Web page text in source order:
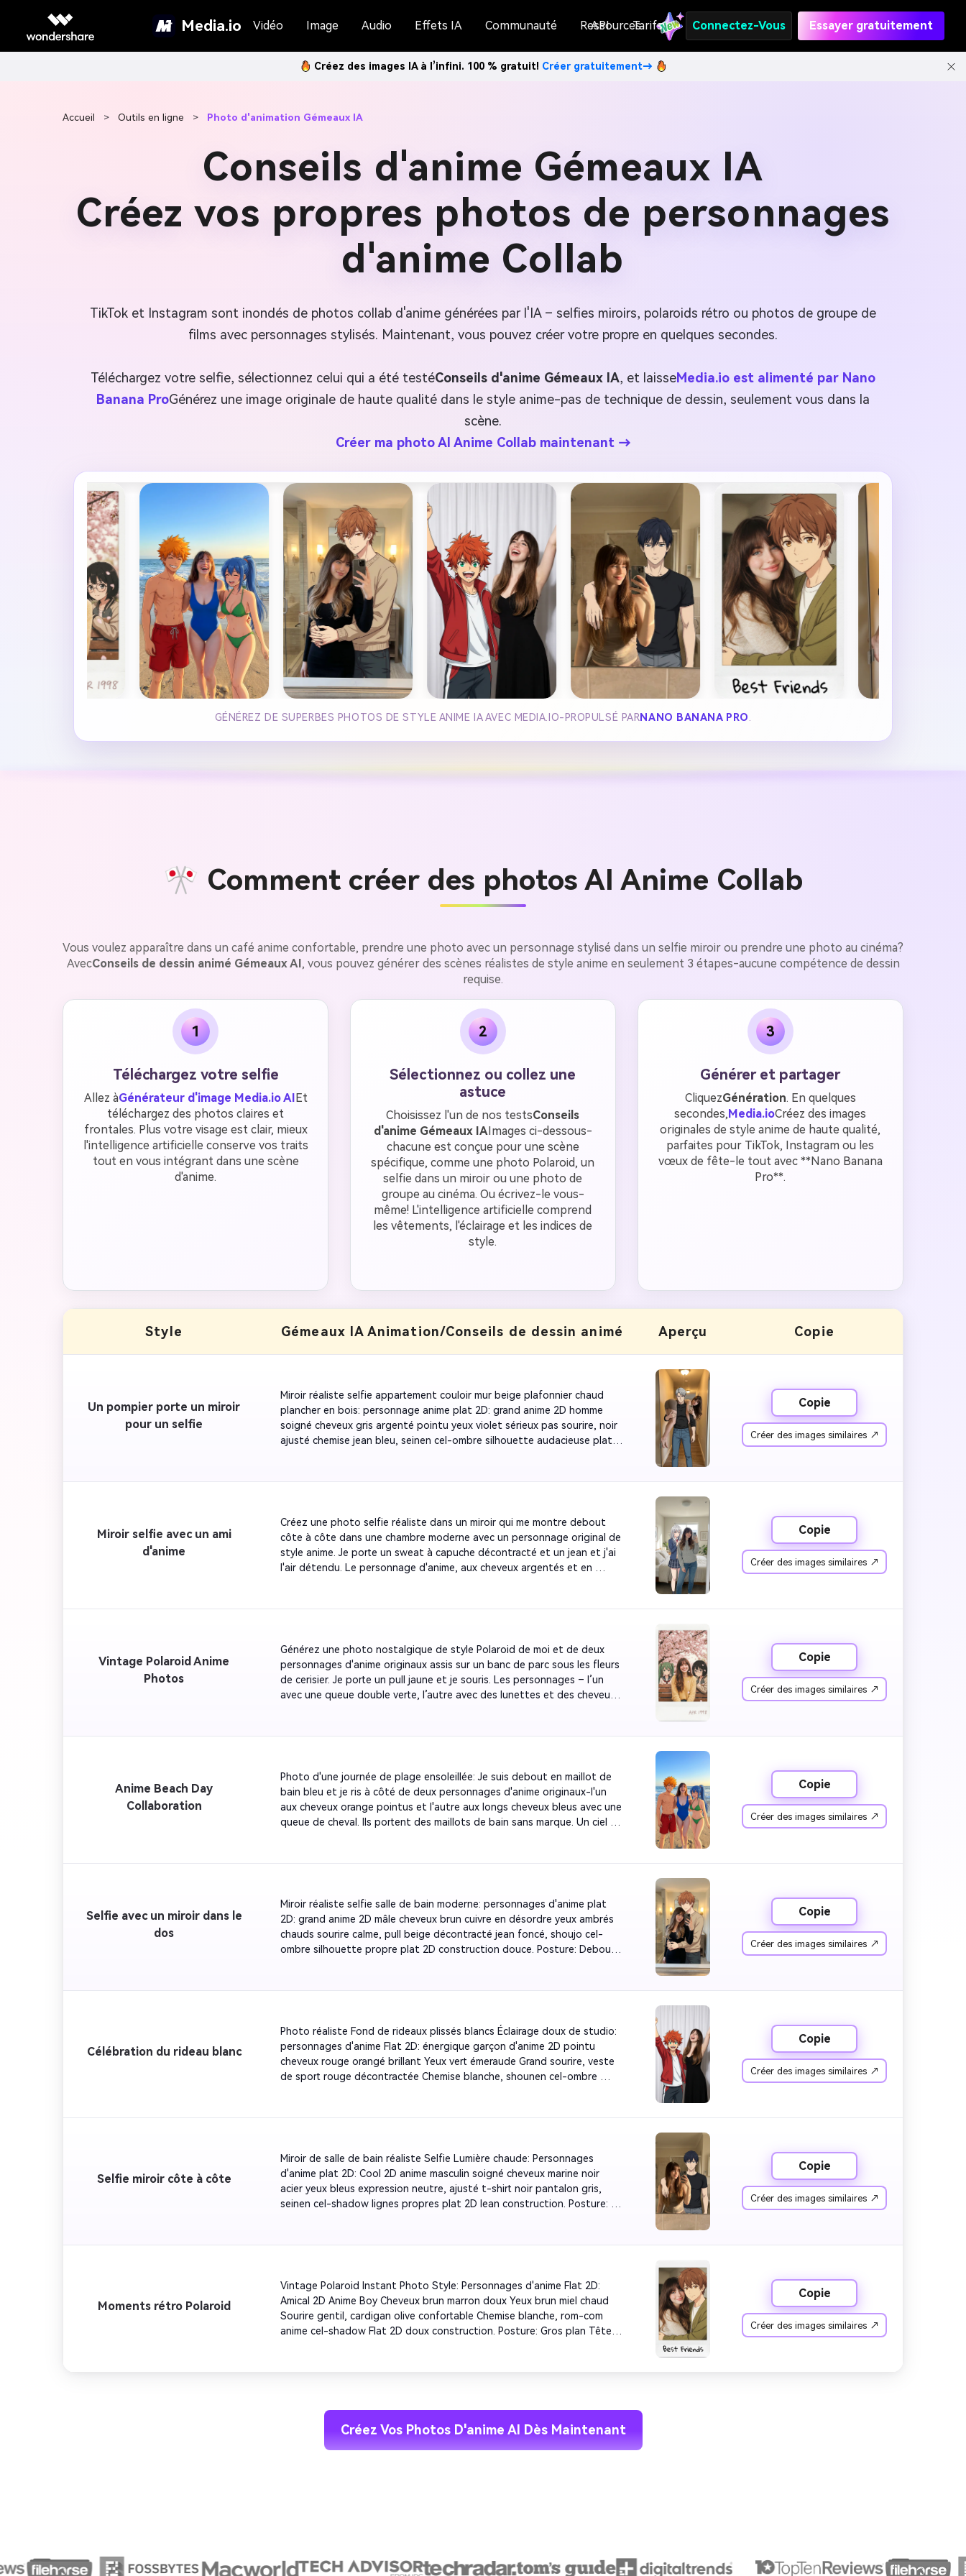
Media.io Vidéo Image Audio Effets IA Communauté Ressources
API Tarifs Connectez-Vous Essayer gratuitement
Créez des images IA à l’infini. 100 % gratuit! Créer gratuitement→
Accueil > Outils en ligne > Photo d'animation Gémeaux IA
Conseils d'anime Gémeaux IA
Créez vos propres photos de personnages
d'anime Collab
TikTok et Instagram sont inondés de photos collab d'anime générées par l'IA – selfies miroirs, polaroids rétro ou photos de groupe de
films avec personnages stylisés. Maintenant, vous pouvez créer votre propre en quelques secondes.
Téléchargez votre selfie, sélectionnez celui qui a été testéConseils d'anime Gémeaux IA, et laisseMedia.io est alimenté par Nano
Banana ProGénérez une image originale de haute qualité dans le style anime-pas de technique de dessin, seulement vous dans la
scène.
Créer ma photo AI Anime Collab maintenant →
GÉNÉREZ DE SUPERBES PHOTOS DE STYLE ANIME IA AVEC MEDIA.IO-PROPULSÉ PAR NANO BANANA PRO
🎌 Comment créer des photos AI Anime Collab
Vous voulez apparaître dans un café anime confortable, prendre une photo avec un personnage stylisé dans un selfie miroir ou prendre une photo au cinéma?
AvecConseils de dessin animé Gémeaux AI, vous pouvez générer des scènes réalistes de style anime en seulement 3 étapes-aucune compétence de dessin
requise.
1
Téléchargez votre selfie
Allez àGénérateur d'image Media.io AIEt
téléchargez des photos claires et
frontales. Plus votre visage est clair, mieux
l'intelligence artificielle conserve vos traits
tout en vous intégrant dans une scène
d'anime.
2
Sélectionnez ou collez une
astuce
Choisissez l'un de nos testsConseils
d'anime Gémeaux IAImages ci-dessous-
chacune est conçue pour une scène
spécifique, comme une photo Polaroid, un
selfie dans un miroir ou une photo de
groupe au cinéma. Ou écrivez-le vous-
même! L'intelligence artificielle comprend
les vêtements, l'éclairage et les indices de
style.
3
Générer et partager
CliquezGénération. En quelques
secondes,Media.ioCréez des images
originales de style anime de haute qualité,
parfaites pour TikTok, Instagram ou les
vœux de fête-le tout avec **Nano Banana
Pro**.
Style Gémeaux IA Animation/Conseils de dessin animé Aperçu Copie
Un pompier porte un miroir
pour un selfie
Miroir réaliste selfie appartement couloir mur beige plafonnier chaud
plancher en bois: personnage anime plat 2D: grand anime 2D homme
soigné cheveux gris argenté pointu yeux violet sérieux pas sourire, noir
ajusté chemise jean bleu, seinen cel-ombre silhouette audacieuse plat
droit autour du bas de la taille de la femme, détendez le bras gauche
Photo de femme réelle 3D réaliste: femme réelle exactement le même
visage de la photo téléchargée inchangée, peau naturelle 3D réaliste
profondeur volume, bodycon mini jupe décontracté haut, expression
naturelle, corps 3D au-dessus de l'épaule droite. Les femmes portent: le
haut du corps est vertical avec l'épaule droite, le torse est appuyé sur
gauche prend un selfie avec l'iPhone et l'expression naturelle est visible
d'anime 2D. Vertical 9:16.
Copie
Créer des images similaires ↗
Miroir selfie avec un ami
d'anime
Créez une photo selfie réaliste dans un miroir qui me montre debout
côte à côte dans une chambre moderne avec un personnage original de
style anime. Je porte un sweat à capuche décontracté et un jean et j'ai
l'air détendu. Le personnage d'anime, aux cheveux argentés et en
douces, proportion verticale de 9:16. Gardez mon visage exactement
Copie
Créer des images similaires ↗
Vintage Polaroid Anime
Photos
Générez une photo nostalgique de style Polaroid de moi et de deux
personnages d'anime originaux assis sur un banc de parc sous les fleurs
de cerisier. Je porte un pull jaune et je souris. Les personnages – l’un
avec une queue double verte, l’autre avec des lunettes et des cheveux
Polaroid blanche. Maintenir ma structure exacte du visage. Rapport
Copie
Créer des images similaires ↗
Anime Beach Day
Collaboration
Photo d'une journée de plage ensoleillée: Je suis debout en maillot de
bain bleu et je ris à côté de deux personnages d'anime originaux-l'un
aux cheveux orange pointus et l'autre aux longs cheveux bleus avec une
queue de cheval. Ils portent des maillots de bain sans marque. Un ciel
TikTok est de 9:16.
Copie
Créer des images similaires ↗
Selfie avec un miroir dans le
dos
Miroir réaliste selfie salle de bain moderne: personnages d'anime plat
2D: grand anime 2D mâle cheveux brun cuivre en désordre yeux ambrés
chauds sourire calme, pull beige décontracté jean foncé, shoujo cel-
ombre silhouette propre plat 2D construction douce. Posture: Debout
réelle 3D réaliste: femme réelle de la photo visage précis inchangé, peau
portable pour prendre un selfie, appuyé dans ses bras, sourire naturel.
Environnement: salle de bain moderne miroir éclairage chaud. Éclairage:
lumière naturelle de salle de bain femme 3D ombre réaliste, personnage
d'ombre cellulaire 2D plat, contraste 3D et 2D clair. Vertical 9:16.
Copie
Créer des images similaires ↗
Célébration du rideau blanc
Photo réaliste Fond de rideaux plissés blancs Éclairage doux de studio:
personnages d'anime Flat 2D: énergique garçon d'anime 2D pointu
cheveux rouge orangé brillant Yeux vert émeraude Grand sourire, veste
de sport rouge décontractée Chemise blanche, shounen cel-ombre
éclatant, tête penchée en arrière. Photo de femme réelle 3D réaliste:
volume profond, robe noire élégante, expression heureuse naturelle.
Environnement: Ensemble studio sur fond de rideaux blancs. Éclairage:
éclairage doux et uniforme de femme 3D ombre réaliste, personnage
d'ombre cellulaire 2D plat, contraste 3D et 2D clair. Vertical 9:16.
Copie
Créer des images similaires ↗
Selfie miroir côte à côte
Miroir de salle de bain réaliste Selfie Lumière chaude: Personnages
d'anime plat 2D: Cool 2D anime masculin soigné cheveux marine noir
acier yeux bleus expression neutre, ajusté t-shirt noir pantalon gris,
seinen cel-shadow lignes propres plat 2D lean construction. Posture:
réelle 3D réaliste: femme réelle de la photo visage précis inchangé, peau
téléphone portable, sourire naturel et détendu. Environnement: Salle de
bain moderne avec carrelage miroir visible. Éclairage: Éclairage de salle de
bain femme 3D ombre réaliste, personnage d'ombre cellulaire 2D plat,
contraste 3D et 2D clair. Vertical 9:16.
Copie
Créer des images similaires ↗
Moments rétro Polaroid
Vintage Polaroid Instant Photo Style: Personnages d'anime Flat 2D:
Amical 2D Anime Boy Cheveux brun marron doux Yeux brun miel chaud
Sourire gentil, cardigan olive confortable Chemise blanche, rom-com
anime cel-shadow Flat 2D doux construction. Posture: Gros plan Têtes
bas, couleur vintage gradée dans des tons chauds, texture grainée de
film, focus légèrement doux, esthétique nostalgique. Éclairage: éclairage
rétro doux pour une femme 3D réaliste en profondeur, personnages
Copie
Créer des images similaires ↗
Créez Vos Photos D'anime AI Dès Maintenant